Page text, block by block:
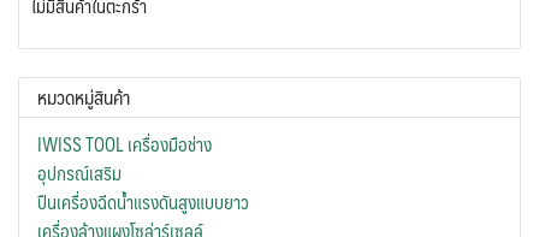
หมวดหมู่สินค้า
IWISS TOOL เครื่องมือช่าง
อุปกรณ์เสริม
ปืนเครื่องฉีดน้ำแรงดันสูงแบบยาว
เครื่องล้างแผงโซล่าร์เซลล์